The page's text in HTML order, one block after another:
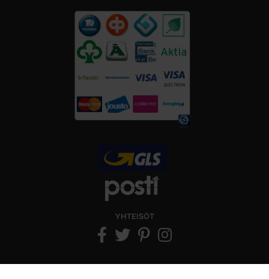
YHTEISÖT